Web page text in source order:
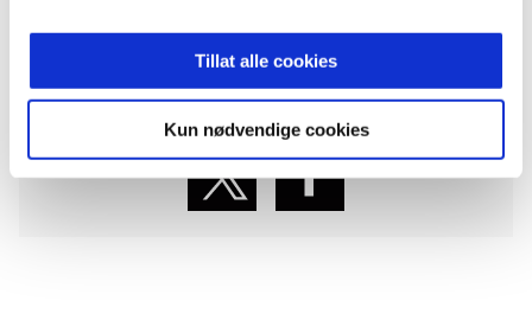
Tillat alle cookies
Kun nødvendige cookies
Publisert: 23.08.2021